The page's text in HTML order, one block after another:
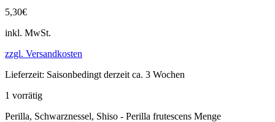
5,30€
inkl. MwSt.
zzgl. Versandkosten
Lieferzeit: Saisonbedingt derzeit ca. 3 Wochen
1 vorrätig
Perilla, Schwarznessel, Shiso - Perilla frutescens Menge